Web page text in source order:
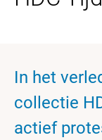
In het
collectie
actief